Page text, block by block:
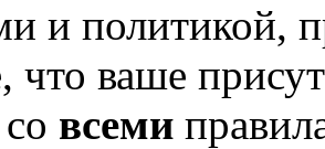
и политикой,
ваше
всеми